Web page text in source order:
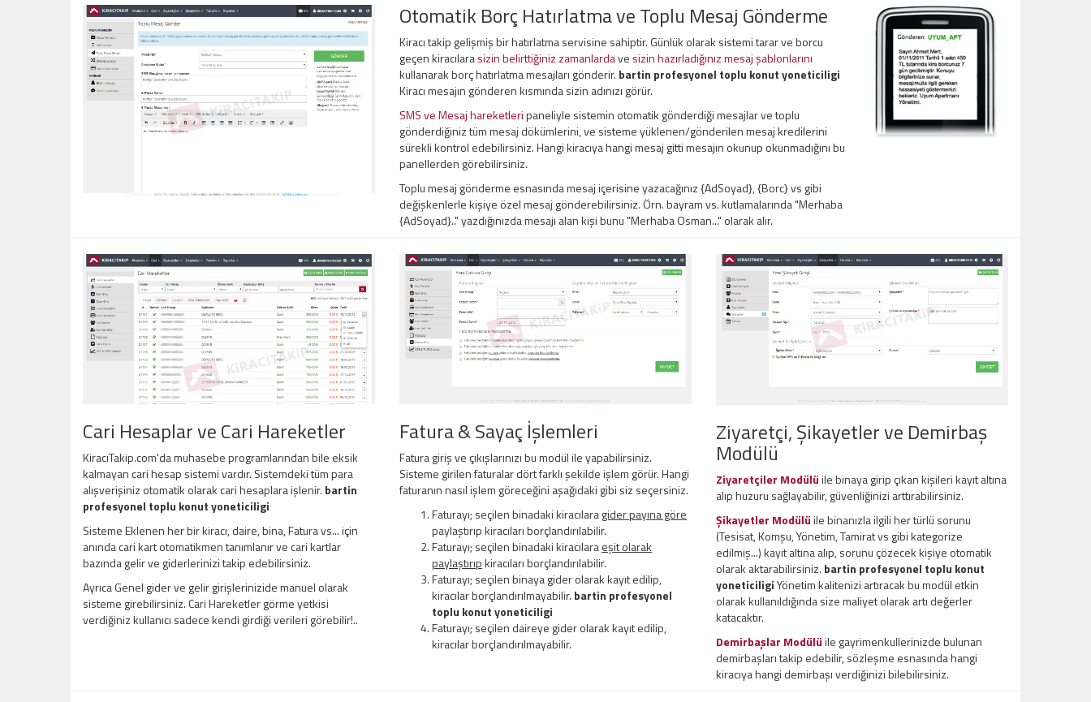
Otomatik Borç Hatırlatma ve Toplu Mesaj Gönderme
Kiracı takip gelişmiş bir hatırlatma servisine sahiptir. Günlük olarak sistemi tarar ve borcu
geçen kiracılarasizin belirttiğiniz zamanlardave sizin hazırladığınız mesaj şablonlarını
kullanarak borç hatırlatma mesajları gönderir. bartin profesyonel toplu konut yoneticiligi
Kiracı mesajın gönderen kısmında sizin adınızı görür.
SMS ve Mesaj hareketleripaneliyle sistemin otomatik gönderdiği mesajlar ve toplu
gönderdiğiniz tüm mesaj dökümlerini, ve sisteme yüklenen/gönderilen mesaj kredilerini
sürekli kontrol edebilirsiniz. Hangi kiracıya hangi mesaj gitti mesajın okunup okunmadığını bu
panellerden görebilirsiniz.
Toplu mesaj gönderme esnasında mesaj içerisine yazacağınız {AdSoyad}, {Borc} vs gibi
değişkenlerle kişiye özel mesaj gönderebilirsiniz. Örn. bayram vs. kutlamalarında "Merhaba
{AdSoyad}.." yazdığınızda mesajı alan kişi bunu "Merhaba Osman..." olarak alır.
Cari Hesaplar ve Cari Hareketler
KiracıTakip.com'da muhasebe programlarından bile eksik
kalmayan cari hesap sistemi vardır. Sistemdeki tüm para
alışverişiniz otomatik olarak cari hesaplara işlenir. bartin
profesyonel toplu konut yoneticiligi
Sisteme Eklenen her bir kiracı, daire, bina, Fatura vs... için
anında cari kart otomatikmen tanımlanır ve cari kartlar
bazında gelir ve giderlerinizi takip edebilirsiniz.
Ayrıca Genel gider ve gelir girişlerinizide manuel olarak
sisteme girebilirsiniz. Cari Hareketler görme yetkisi
verdiğiniz kullanıcı sadece kendi girdiği verileri görebilir!..
Fatura & Sayaç İşlemleri
Fatura giriş ve çıkışlarınızı bu modül ile yapabilirsiniz.
Sisteme girilen faturalar dört farklı şekilde işlem görür. Hangi
faturanın nasıl işlem göreceğini aşağıdaki gibi siz seçersiniz.
Faturayı; seçilen binadaki kiracılaragider payına göre
paylaştırıp kiracıları borçlandırılabilir.
Faturayı; seçilen binadaki kiracılaraeşit olarak
paylaştırıpkiracıları borçlandırılabilir.
Faturayı; seçilen binaya gider olarak kayıt edilip,
kiracılar borçlandırılmayabilir. bartin profesyonel
toplu konut yoneticiligi
Faturayı; seçilen daireye gider olarak kayıt edilip,
kiracılar borçlandırılmayabilir.
Ziyaretçi, Şikayetler ve Demirbaş
Modülü
Ziyaretçiler Modülüile binaya girip çıkan kişileri kayıt altına
alıp huzuru sağlayabilir, güvenliğinizi arttırabilirsiniz.
Şikayetler Modülüile binanızla ilgili her türlü sorunu
(Tesisat, Komşu, Yönetim, Tamirat vs gibi kategorize
edilmiş...) kayıt altına alıp, sorunu çözecek kişiye otomatik
olarak aktarabilirsiniz. bartin profesyonel toplu konut
yoneticiligiYönetim kalitenizi artıracak bu modül etkin
olarak kullanıldığında size maliyet olarak artı değerler
katacaktır.
Demirbaşlar Modülüile gayrimenkullerinizde bulunan
demirbaşları takip edebilir, sözleşme esnasında hangi
kiracıya hangi demirbaşı verdiğinizi bilebilirsiniz.